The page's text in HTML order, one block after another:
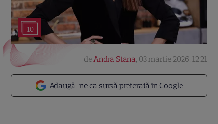
10
Adaugă-ne ca sursă preferată în Google
deAndra Stana, 03 martie 2026, 12:21